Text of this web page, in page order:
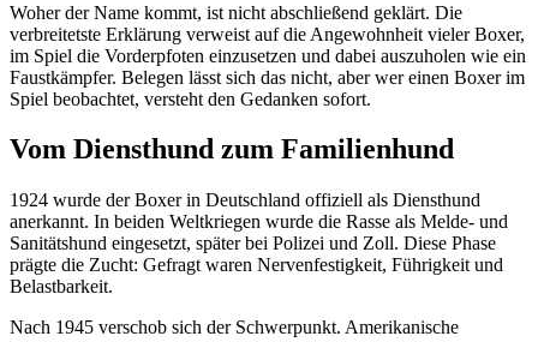
Woher der Name kommt, ist nicht abschließend geklärt. Die
verbreitetste Erklärung verweist auf die Angewohnheit vieler Boxer,
im Spiel die Vorderpfoten einzusetzen und dabei auszuholen wie ein
Faustkämpfer. Belegen lässt sich das nicht, aber wer einen Boxer im
Spiel beobachtet, versteht den Gedanken sofort.
Vom Diensthund zum Familienhund
1924 wurde der Boxer in Deutschland offiziell als Diensthund
anerkannt. In beiden Weltkriegen wurde die Rasse als Melde- und
Sanitätshund eingesetzt, später bei Polizei und Zoll. Diese Phase
prägte die Zucht: Gefragt waren Nervenfestigkeit, Führigkeit und
Belastbarkeit.
Nach 1945 verschob sich der Schwerpunkt. Amerikanische